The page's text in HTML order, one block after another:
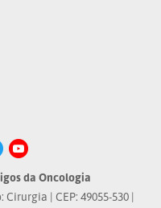
da Oncologia
| CEP: 49055-530 |